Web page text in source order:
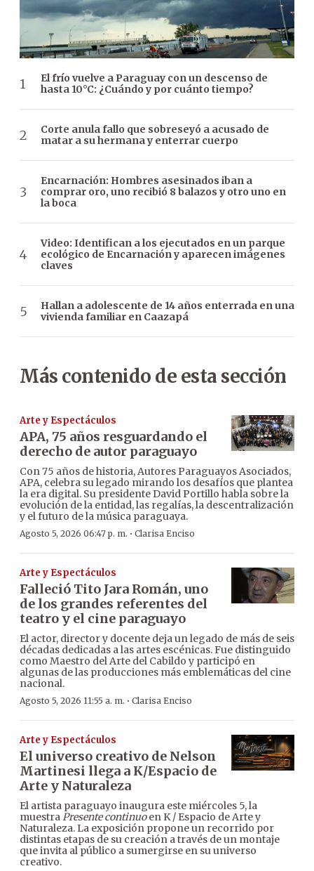
El frío vuelve a Paraguay con un descenso de
hasta 10°C: ¿Cuándo y por cuánto tiempo?
Corte anula fallo que sobreseyó a acusado de
matar a su hermana y enterrar cuerpo
Encarnación: Hombres asesinados iban a
comprar oro, uno recibió 8 balazos y otro uno en
la boca
Video: Identifican a los ejecutados en un parque
ecológico de Encarnación y aparecen imágenes
claves
Hallan a adolescente de 14 años enterrada en una
vivienda familiar en Caazapá
Más contenido de esta sección
Arte y Espectáculos
APA, 75 años resguardando el
derecho de autor paraguayo
Con 75 años de historia, Autores Paraguayos Asociados,
APA, celebra su legado mirando los desafíos que plantea
la era digital. Su presidente David Portillo habla sobre la
evolución de la entidad, las regalías, la descentralización
y el futuro de la música paraguaya.
Agosto 5, 2026 06:47 p. m. · Clarisa Enciso
Arte y Espectáculos
Falleció Tito Jara Román, uno
de los grandes referentes del
teatro y el cine paraguayo
El actor, director y docente deja un legado de más de seis
décadas dedicadas a las artes escénicas. Fue distinguido
como Maestro del Arte del Cabildo y participó en
algunas de las producciones más emblemáticas del cine
nacional.
Agosto 5, 2026 11:55 a. m. · Clarisa Enciso
Arte y Espectáculos
El universo creativo de Nelson
Martinesi llega a K/Espacio de
Arte y Naturaleza
El artista paraguayo inaugura este miércoles 5, la
muestraPresente continuoen K / Espacio de Arte y
Naturaleza. La exposición propone un recorrido por
distintas etapas de su creación a través de un montaje
que invita al público a sumergirse en su universo
creativo.